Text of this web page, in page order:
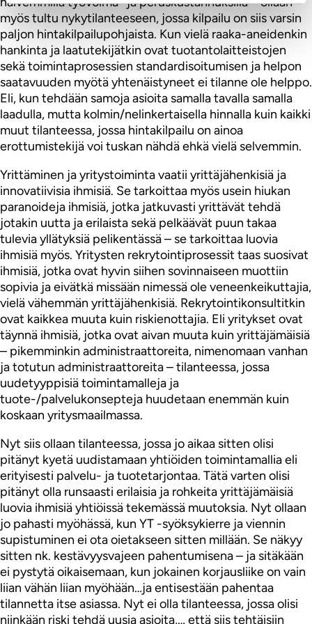
myös tultu nykytilanteeseen, jossa kilpailu on siis varsin
paljon hintakilpailupohjaista. Kun vielä raaka-aneidenkin
hankinta ja laatutekijätkin ovat tuotantolaitteistojen
sekä toimintaprosessien standardisoitumisen ja helpon
saatavuuden myötä yhtenäistyneet ei tilanne ole helppo.
Eli, kun tehdään samoja asioita samalla tavalla samalla
laadulla, mutta kolmin/nelinkertaisella hinnalla kuin kaikki
muut tilanteessa, jossa hintakilpailu on ainoa
erottumistekijä voi tuskan nähdä ehkä vielä selvemmin.
Yrittäminen ja yritystoiminta vaatii yrittäjähenkisiä ja
innovatiivisia ihmisiä. Se tarkoittaa myös usein hiukan
paranoideja ihmisiä, jotka jatkuvasti yrittävät tehdä
jotakin uutta ja erilaista sekä pelkäävät puun takaa
tulevia yllätyksiä pelikentässä – se tarkoittaa luovia
ihmisiä myös. Yritysten rekrytointiprosessit taas suosivat
ihmisiä, jotka ovat hyvin siihen sovinnaiseen muottiin
sopivia ja eivätkä missään nimessä ole veneenkeikuttajia,
vielä vähemmän yrittäjähenkisiä. Rekrytointikonsultitkin
ovat kaikkea muuta kuin riskienottajia. Eli yritykset ovat
täynnä ihmisiä, jotka ovat aivan muuta kuin yrittäjämäisiä
– pikemminkin administraattoreita, nimenomaan vanhan
ja totutun administraattoreita – tilanteessa, jossa
uudetyyppisiä toimintamalleja ja
tuote-/palvelukonsepteja huudetaan enemmän kuin
koskaan yritysmaailmassa.
Nyt siis ollaan tilanteessa, jossa jo aikaa sitten olisi
pitänyt kyetä uudistamaan yhtiöiden toimintamallia eli
erityisesti palvelu- ja tuotetarjontaa. Tätä varten olisi
pitänyt olla runsaasti erilaisia ja rohkeita yrittäjämäisiä
luovia ihmisiä yhtiöissä tekemässä muutoksia. Nyt ollaan
jo pahasti myöhässä, kun YT -syöksykierre ja viennin
supistuminen ei ota oietakseen sitten millään. Se näkyy
sitten nk. kestävyysvajeen pahentumisena – ja sitäkään
ei pystytä oikaisemaan, kun jokainen korjausliike on vain
liian vähän liian myöhään…ja entisestään pahentaa
tilannetta itse asiassa. Nyt ei olla tilanteessa, jossa olisi
niinkään riski tehdä uusia asioita,… että siis tehtäisiin